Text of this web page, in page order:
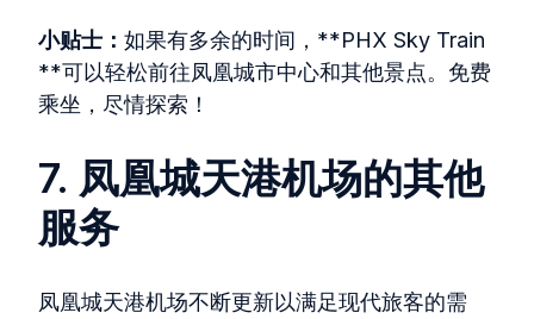
小贴士： 如果有多余的时间，**PHX Sky Train
**可以轻松前往凤凰城市中心和其他景点。免费
乘坐，尽情探索！
7. 凤凰城天港机场的其他
服务
凤凰城天港机场不断更新以满足现代旅客的需